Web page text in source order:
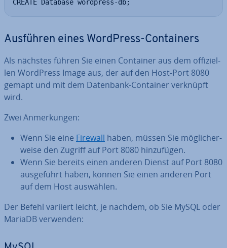
CREATE Database wordpress-db;
Ausführen eines WordPress-Con­tai­ners
Als nächstes führen Sie einen Container aus dem of­fi­zi­el­
len WordPress Image aus, der auf den Host-Port 8080
gemapt und mit dem Datenbank-Container verknüpft
wird.
Zwei An­mer­kun­gen:
Wenn Sie eine Firewall haben, müssen Sie mög­li­cher­
wei­se den Zugriff auf Port 8080 hin­zu­fü­gen.
Wenn Sie bereits einen anderen Dienst auf Port 8080
aus­ge­führt haben, können Sie einen anderen Port
auf dem Host auswählen.
Der Befehl variiert leicht, je nachdem, ob Sie MySQL oder
MariaDB verwenden: